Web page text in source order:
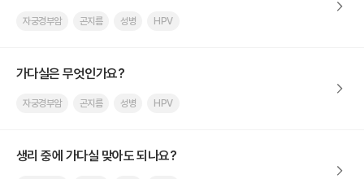
자궁경부암 곤지름 성병 HPV
가다실은 무엇인가요?
자궁경부암 곤지름 성병 HPV
생리 중에 가다실 맞아도 되나요?